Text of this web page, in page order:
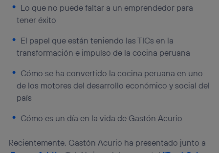
Lo que no puede faltar a un emprendedor para
tener éxito
El papel que están teniendo las TICs en la
transformación e impulso de la cocina peruana
Cómo se ha convertido la cocina peruana en uno
de los motores del desarrollo económico y social del
país
Cómo es un día en la vida de Gastón Acurio
Recientemente, Gastón Acurio ha presentado junto a